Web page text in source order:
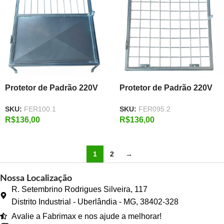
Protetor de Padrão 220V
SKU: FER100.1
R$136,00
Protetor de Padrão 220V
SKU: FER095.2
R$136,00
1 2 →
Nossa Localização
R. Setembrino Rodrigues Silveira, 117
Distrito Industrial - Uberlândia - MG, 38402-328
Avalie a Fabrimax e nos ajude a melhorar!